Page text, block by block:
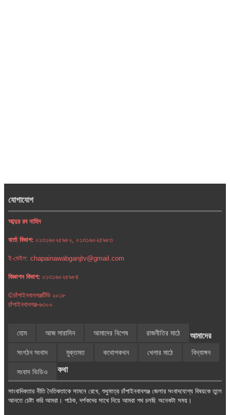
যোগাযোগ
আব্দুর রব নাহিদ
বার্তা বিভাগ: ০১৩১৬০২৫৯৮২, ০১৩১৬০২৫৯৮৩
ই-মেইল: chapainawabganjtv@gmail.com
বিজ্ঞাপন বিভাগ: ০১৩১৬০২৫৯৮৪
©চাঁপাইনবাবগঞ্জটিভি ২০১৮
চাঁপাইনবাবগঞ্জ-৬৩০০
হোম আজ সারাদিন আমাদের বিশেষ রাজনীতির মাঠে
সংগঠন সংবাদ মুক্তমত কথোপকথন খেলার মাঠে বিদ্যাঙ্গন
সংবাদ ভিডিও
আমাদের
কথা
সাংবাদিকতার নীতি নৈতিকতাকে সামনে রেখে, শুধুমাত্র চাঁপাইনবাবগঞ্জ জেলার সংবাদযোগ্য বিষয়কে তুলে
আনতে চেষ্টা করি আমরা। পাঠক, দর্শকদের সাথে নিয়ে আমরা পথ চলছি অনেকটা সময়।